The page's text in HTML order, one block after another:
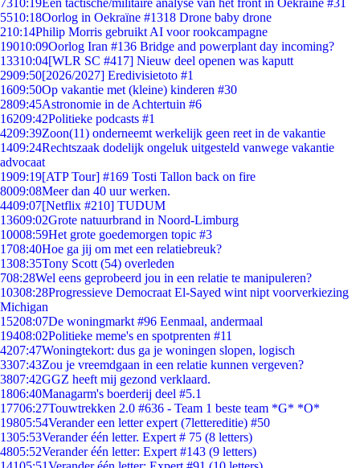
7310:19Een tactische/militaire analyse van het front in Oekraïne #31
5510:18Oorlog in Oekraïne #1318 Drone baby drone
210:14Philip Morris gebruikt AI voor rookcampagne
19010:09Oorlog Iran #136 Bridge and powerplant day incoming?
13310:04[WLR SC #417] Nieuw deel openen was kaputt
2909:50[2026/2027] Eredivisietoto #1
1609:50Op vakantie met (kleine) kinderen #30
2809:45Astronomie in de Achtertuin #6
16209:42Politieke podcasts #1
4209:39Zoon(11) onderneemt werkelijk geen reet in de vakantie
1409:24Rechtszaak dodelijk ongeluk uitgesteld vanwege vakantie
advocaat
1909:19[ATP Tour] #169 Tosti Tallon back on fire
8009:08Meer dan 40 uur werken.
4409:07[Netflix #210] TUDUM
13609:02Grote natuurbrand in Noord-Limburg
10008:59Het grote goedemorgen topic #3
1708:40Hoe ga jij om met een relatiebreuk?
1308:35Tony Scott (54) overleden
708:28Wel eens geprobeerd jou in een relatie te manipuleren?
10308:28Progressieve Democraat El-Sayed wint nipt voorverkiezing
Michigan
15208:07De woningmarkt #96 Eenmaal, andermaal
19408:02Politieke meme's en spotprenten #11
4207:47Woningtekort: dus ga je woningen slopen, logisch
3307:43Zou je vreemdgaan in een relatie kunnen vergeven?
3807:42GGZ heeft mij gezond verklaard.
1806:40Managarm's boerderij deel #5.1
17706:27Touwtrekken 2.0 #636 - Team 1 beste team *G* *O*
19805:54Verander een letter expert (7lettereditie) #50
1305:53Verander één letter. Expert # 75 (8 letters)
4805:52Verander één letter: Expert #143 (9 letters)